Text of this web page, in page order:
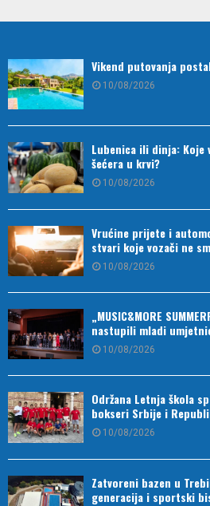
Vikend putovanja
10/08/2026
Lubenica ili dinja: Koje
šećera u krvi?
10/08/2026
Vrućine prijete i
stvari koje vozači ne
10/08/2026
„MUSIC&MORE
nastupili mladi
10/08/2026
Održana Letnja škola
bokseri Srbije i
10/08/2026
Zatvoreni bazen u
generacija i sportski